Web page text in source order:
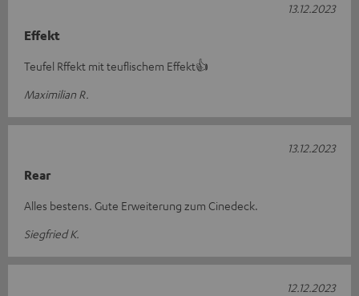
Effekt
Teufel Rffekt mit teuflischem Effekt👍
Maximilian R.
13.12.2023
Rear
Alles bestens. Gute Erweiterung zum Cinedeck.
Siegfried K.
13.12.2023
12.12.2023